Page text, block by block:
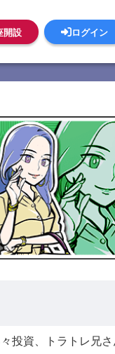
開設 ログイン
投資、トラトレ兄